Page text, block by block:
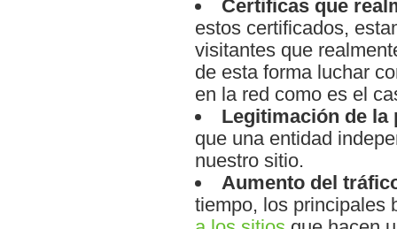
Certificas que
estos certificados,
visitantes que
de esta forma luchar
en la red como es el
Legitimación de la
que una entidad
nuestro sitio.
Aumento del
tiempo, los principales